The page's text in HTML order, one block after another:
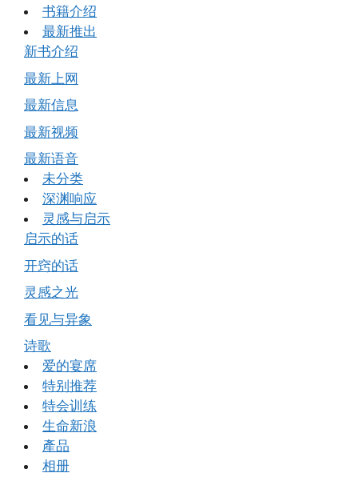
书籍介绍
最新推出
新书介绍
最新上网
最新信息
最新视频
最新语音
未分类
深渊响应
灵感与启示
启示的话
开窍的话
灵感之光
看见与异象
诗歌
爱的宴席
特别推荐
特会训练
生命新浪
產品
相册